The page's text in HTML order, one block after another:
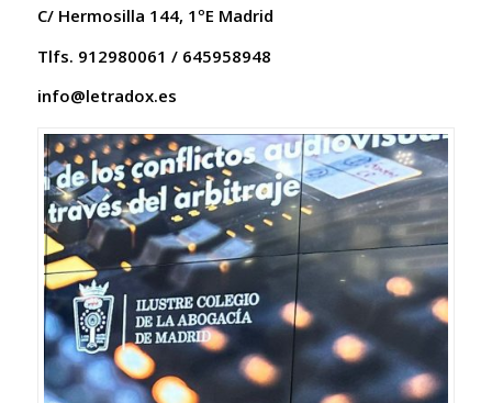
C/ Hermosilla 144, 1ºE Madrid
Tlfs. 912980061 / 645958948
info@letradox.es